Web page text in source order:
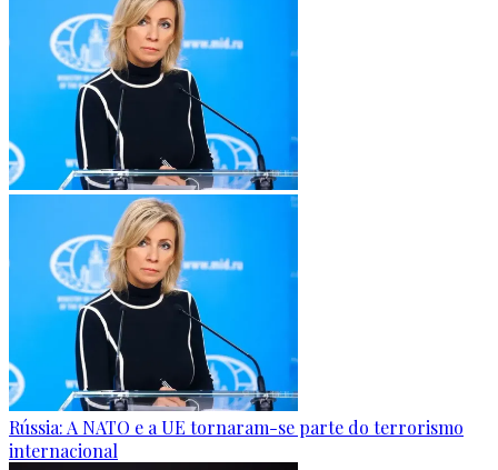
Rússia: A NATO e a UE tornaram-se parte do terrorismo
internacional